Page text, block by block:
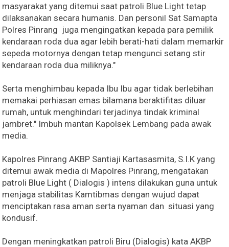
masyarakat yang ditemui saat patroli Blue Light tetap
dilaksanakan secara humanis. Dan personil Sat Samapta
Polres Pinrang juga mengingatkan kepada para pemilik
kendaraan roda dua agar lebih berati-hati dalam memarkir
sepeda motornya dengan tetap mengunci setang stir
kendaraan roda dua miliknya."
Serta menghimbau kepada Ibu Ibu agar tidak berlebihan
memakai perhiasan emas bilamana beraktifitas diluar
rumah, untuk menghindari terjadinya tindak kriminal
jambret." Imbuh mantan Kapolsek Lembang pada awak
media.
Kapolres Pinrang AKBP Santiaji Kartasasmita, S.I.K yang
ditemui awak media di Mapolres Pinrang, mengatakan
patroli Blue Light ( Dialogis ) intens dilakukan guna untuk
menjaga stabilitas Kamtibmas dengan wujud dapat
menciptakan rasa aman serta nyaman dan situasi yang
kondusif.
Dengan meningkatkan patroli Biru (Dialogis) kata AKBP